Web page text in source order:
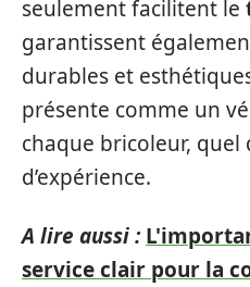
seulement facilitent le
garantissent
durables et
présente comme un
chaque bricoleur, quel
d’expérience.
A lire aussi :
service clair pour la